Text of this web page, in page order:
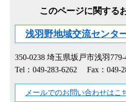
このページに関する
浅羽野地域交流センタ
350-0238 埼玉県坂戸市浅羽779-
Tel：049-283-6262
Fax：049-
メールでのお問い合わせはこ